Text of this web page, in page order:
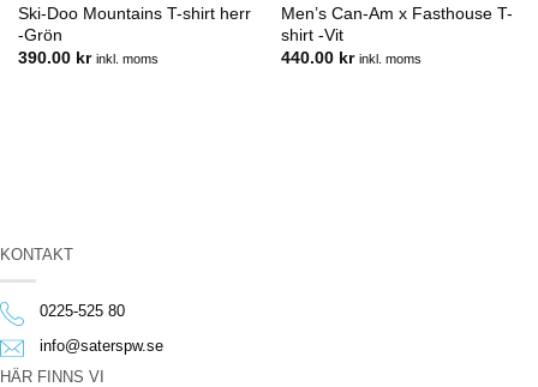
Ski-Doo Mountains T-shirt herr
-Grön
390.00 kr inkl. moms
Men’s Can-Am x Fasthouse T-
shirt -Vit
440.00 kr inkl. moms
KONTAKT
0225-525 80
info@saterspw.se
HÄR FINNS VI